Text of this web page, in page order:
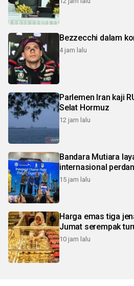
Bezzecchi dalam
4 jam lalu
Parlemen Iran kaji
Selat Hormuz
12 jam lalu
Bandara Mutiara
internasional
15 jam lalu
Harga emas tiga
Jumat serempak
10 jam lalu